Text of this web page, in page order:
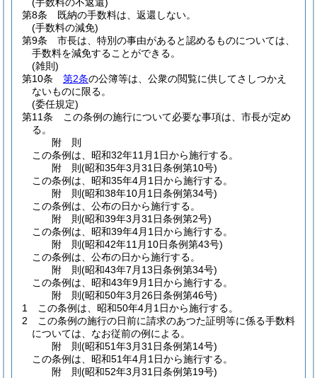
第8条
既納の手数料は、返還しない。
(手数料の減免)
第9条
市長は、特別の事由があると認めるものについては、
手数料を減免することができる。
(雑則)
第10条
第2条の公簿等は、公衆の閲覧に供してさしつかえ
ないものに限る。
(委任規定)
第11条
この条例の施行について必要な事項は、市長が定め
る。
附 則
この条例は、昭和32年11月1日から施行する。
附 則(昭和35年3月31日条例第10号)
この条例は、昭和35年4月1日から施行する。
附 則(昭和38年10月1日条例第34号)
この条例は、公布の日から施行する。
附 則(昭和39年3月31日条例第2号)
この条例は、昭和39年4月1日から施行する。
附 則(昭和42年11月10日条例第43号)
この条例は、公布の日から施行する。
附 則(昭和43年7月13日条例第34号)
この条例は、昭和43年9月1日から施行する。
附 則(昭和50年3月26日条例第46号)
1
この条例は、昭和50年4月1日から施行する。
2
この条例の施行の日前に請求のあつた証明等に係る手数料
については、なお従前の例による。
附 則(昭和51年3月31日条例第14号)
この条例は、昭和51年4月1日から施行する。
附 則(昭和52年3月31日条例第19号)